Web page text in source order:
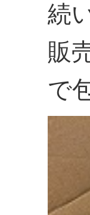
続
販
で